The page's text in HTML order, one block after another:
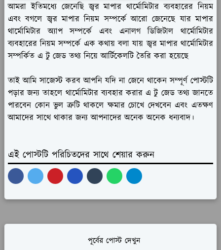
আমরা ইতিমধ্যে জেনেছি জ্বর মাপার থার্মোমিটার ব্যবহারের নিয়ম
এবং বগলে জ্বর মাপার নিয়ম সম্পর্কে আরো জেনেছে যার মাপার
থার্মোমিটার অ্যাপ সম্পর্কে এবং এনালগ ডিজিটাল থার্মোমিটার
ব্যবহারের নিয়ম সম্পর্কে এক কথায় বলা যায় জ্বর মাপার থার্মোমিটার
সম্পর্কিত এ টু জেড তথ্য নিয়ে আর্টিকেলটি তৈরি করা হয়েছে
তাই আমি সাজেস্ট করব আপনি যদি না জেনে থাকেন সম্পূর্ণ পোস্টটি
পড়ার জন্য তাহলে থার্মোমিটার ব্যবহার করার এ টু জেড তথ্য জানতে
পারবেন কোন ভুল ত্রুটি থাকলে ক্ষমার চোখে দেখবেন এবং এতক্ষণ
আমাদের সাথে থাকার জন্য আপনাদের অনেক অনেক ধন্যবাদ।
এই পোস্টটি পরিচিতদের সাথে শেয়ার করুন
পূর্বের পোস্ট দেখুন